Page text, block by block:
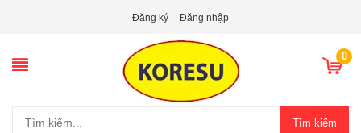
Đăng ký Đăng nhập
0
Tìm kiếm